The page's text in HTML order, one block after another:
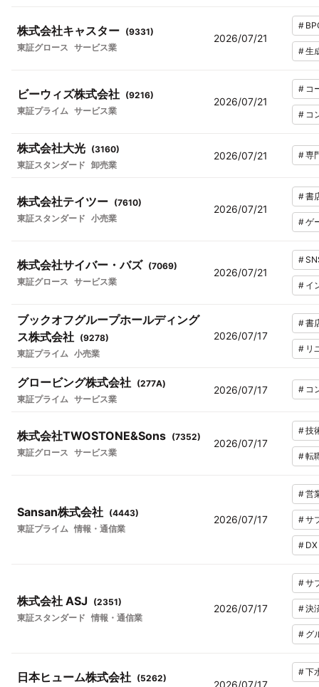
株式会社キャスター (9331)
東証グロース サービス業
2026/07/21
#
#生
ビーウィズ株式会社 (9216)
東証プライム サービス業
2026/07/21
# コ
# コ
株式会社大光 (3160)
東証スタンダード 卸売業
2026/07/21 #専
株式会社テイツー (7610)
東証スタンダード 小売業
2026/07/21
#書
#ゲ
株式会社サイバー・バズ (7069)
東証グロース サービス業
2026/07/21
#
# イ
ブックオフグループホールディング
ス株式会社 (9278)
東証プライム 小売業
2026/07/17
#書
# リ
グロービング株式会社 (277A)
東証プライム サービス業
2026/07/17 # コ
株式会社TWOSTONE&Sons (7352)
東証グロース サービス業
2026/07/17
#技
#転
Sansan株式会社 (4443)
東証プライム 情報・通信業
2026/07/17
#営
#サ
# DX
株式会社 ASJ (2351)
東証スタンダード 情報・通信業
2026/07/17
#サ
#決
# グ
日本ヒューム株式会社 (5262)
2026/07/17
#下